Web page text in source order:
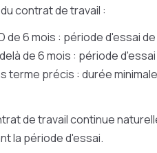
contrat de travail :
de 6 mois : période d'essai
de 6 mois : période d'essai
terme précis : durée
de travail continue
la période d'essai.